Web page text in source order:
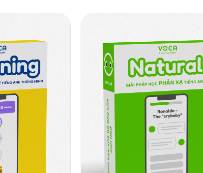
ENGLISH FOR GLOBAL
SUCCESS GRADE 4
ENGLISH FOR GLOBAL
SUCCESS GRADE 7
ENGLISH FOR GLOBAL
SUCCESS GRADE 7